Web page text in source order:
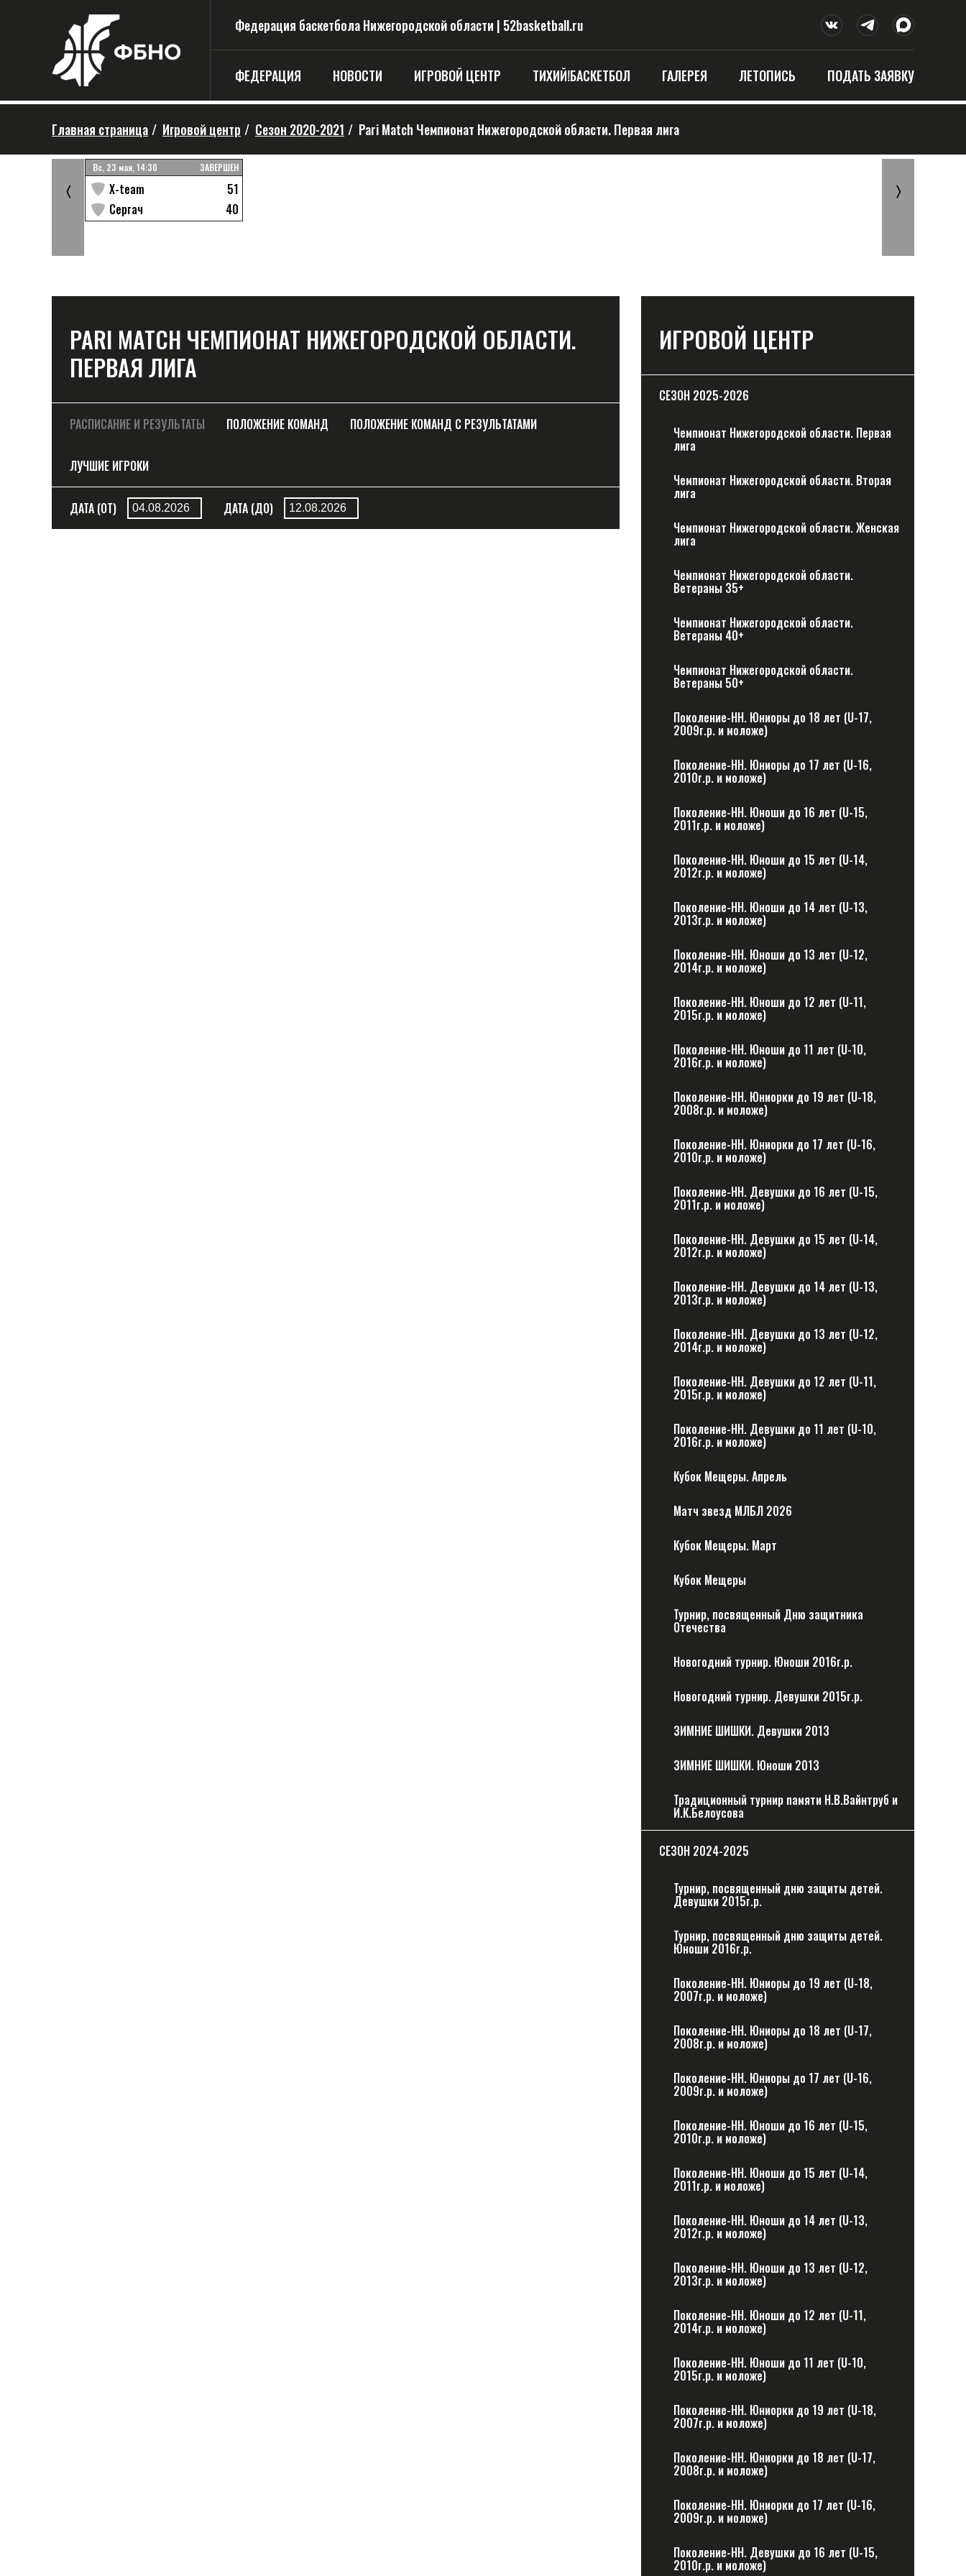
Федерация баскетбола Нижегородской области | 52basketball.ru
ФЕДЕРАЦИЯ НОВОСТИ ИГРОВОЙ ЦЕНТР ТИХИЙ!БАСКЕТБОЛ ГАЛЕРЕЯ ЛЕТОПИСЬ ПОДАТЬ ЗАЯВКУ
Главная страница / Игровой центр / Сезон 2020-2021 / Pari Match Чемпионат Нижегородской области. Первая лига
54
Вс, 23 мая, 14:30 ЗАВЕРШЕН
X-team
51
Сергач
40
〈 〉
PARI MATCH ЧЕМПИОНАТ НИЖЕГОРОДСКОЙ ОБЛАСТИ.
ПЕРВАЯ ЛИГА
РАСПИСАНИЕ И РЕЗУЛЬТАТЫ ПОЛОЖЕНИЕ КОМАНД ПОЛОЖЕНИЕ КОМАНД С РЕЗУЛЬТАТАМИ
ЛУЧШИЕ ИГРОКИ
ДАТА (ОТ) ДАТА (ДО)
ИГРОВОЙ ЦЕНТР
СЕЗОН 2025-2026
Чемпионат Нижегородской области. Первая
лига
Чемпионат Нижегородской области. Вторая
лига
Чемпионат Нижегородской области. Женская
лига
Чемпионат Нижегородской области.
Ветераны 35+
Чемпионат Нижегородской области.
Ветераны 40+
Чемпионат Нижегородской области.
Ветераны 50+
Поколение-НН. Юниоры до 18 лет (U-17,
2009г.р. и моложе)
Поколение-НН. Юниоры до 17 лет (U-16,
2010г.р. и моложе)
Поколение-НН. Юноши до 16 лет (U-15,
2011г.р. и моложе)
Поколение-НН. Юноши до 15 лет (U-14,
2012г.р. и моложе)
Поколение-НН. Юноши до 14 лет (U-13,
2013г.р. и моложе)
Поколение-НН. Юноши до 13 лет (U-12,
2014г.р. и моложе)
Поколение-НН. Юноши до 12 лет (U-11,
2015г.р. и моложе)
Поколение-НН. Юноши до 11 лет (U-10,
2016г.р. и моложе)
Поколение-НН. Юниорки до 19 лет (U-18,
2008г.р. и моложе)
Поколение-НН. Юниорки до 17 лет (U-16,
2010г.р. и моложе)
Поколение-НН. Девушки до 16 лет (U-15,
2011г.р. и моложе)
Поколение-НН. Девушки до 15 лет (U-14,
2012г.р. и моложе)
Поколение-НН. Девушки до 14 лет (U-13,
2013г.р. и моложе)
Поколение-НН. Девушки до 13 лет (U-12,
2014г.р. и моложе)
Поколение-НН. Девушки до 12 лет (U-11,
2015г.р. и моложе)
Поколение-НН. Девушки до 11 лет (U-10,
2016г.р. и моложе)
Кубок Мещеры. Апрель
Матч звезд МЛБЛ 2026
Кубок Мещеры. Март
Кубок Мещеры
Турнир, посвященный Дню защитника
Отечества
Новогодний турнир. Юноши 2016г.р.
Новогодний турнир. Девушки 2015г.р.
ЗИМНИЕ ШИШКИ. Девушки 2013
ЗИМНИЕ ШИШКИ. Юноши 2013
Традиционный турнир памяти Н.В.Вайнтруб и
И.К.Белоусова
CЕЗОН 2024-2025
Турнир, посвященный дню защиты детей.
Девушки 2015г.р.
Турнир, посвященный дню защиты детей.
Юноши 2016г.р.
Поколение-НН. Юниоры до 19 лет (U-18,
2007г.р. и моложе)
Поколение-НН. Юниоры до 18 лет (U-17,
2008г.р. и моложе)
Поколение-НН. Юниоры до 17 лет (U-16,
2009г.р. и моложе)
Поколение-НН. Юноши до 16 лет (U-15,
2010г.р. и моложе)
Поколение-НН. Юноши до 15 лет (U-14,
2011г.р. и моложе)
Поколение-НН. Юноши до 14 лет (U-13,
2012г.р. и моложе)
Поколение-НН. Юноши до 13 лет (U-12,
2013г.р. и моложе)
Поколение-НН. Юноши до 12 лет (U-11,
2014г.р. и моложе)
Поколение-НН. Юноши до 11 лет (U-10,
2015г.р. и моложе)
Поколение-НН. Юниорки до 19 лет (U-18,
2007г.р. и моложе)
Поколение-НН. Юниорки до 18 лет (U-17,
2008г.р. и моложе)
Поколение-НН. Юниорки до 17 лет (U-16,
2009г.р. и моложе)
Поколение-НН. Девушки до 16 лет (U-15,
2010г.р. и моложе)